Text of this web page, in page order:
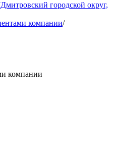
городской округ,
компании/
компании